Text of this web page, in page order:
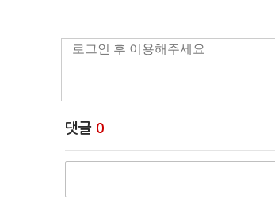
댓글 0